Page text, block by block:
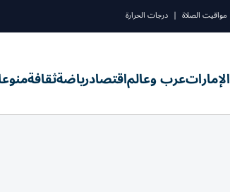
مواقيت الصلاة | درجات الحرارة
الإماراتعرب وعالماقتصادرياضةثقافة